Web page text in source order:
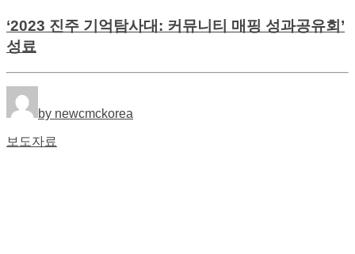
‘2023 진주 기억탐사대: 커뮤니티 매핑 성과공유회’
성료
by newcmckorea
보도자료